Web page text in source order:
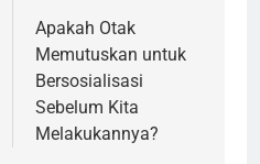
Apakah Otak
Memutuskan untuk
Bersosialisasi
Sebelum Kita
Melakukannya?